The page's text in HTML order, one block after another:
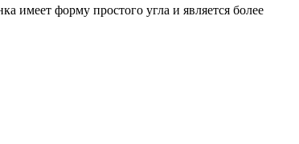
имеет форму простого угла и является более